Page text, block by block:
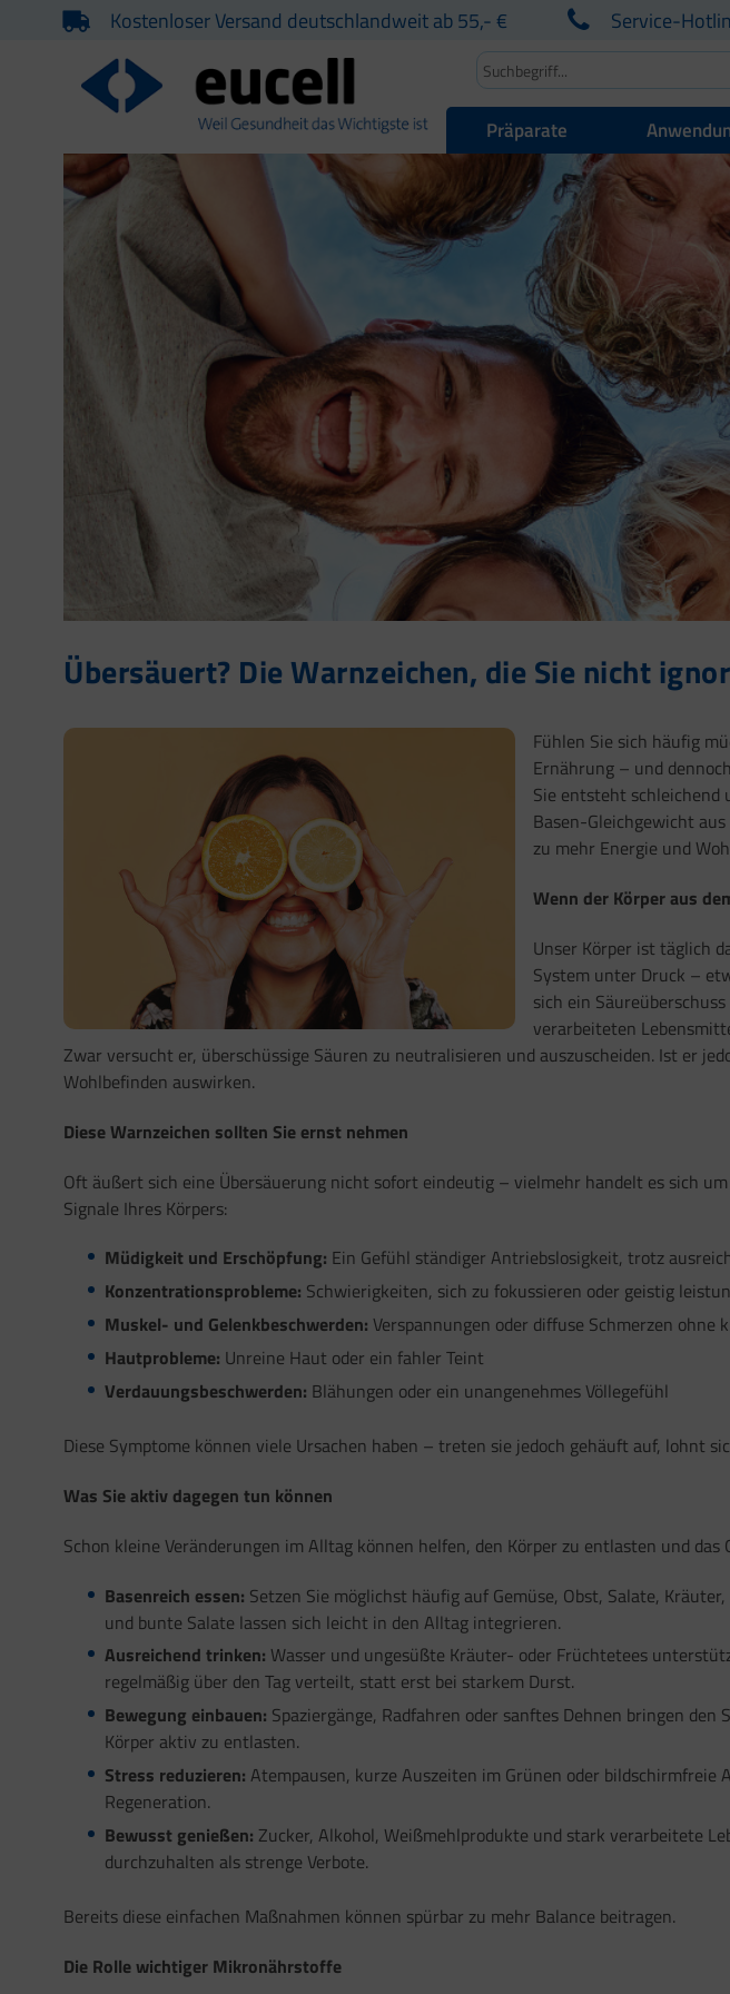
Kostenloser Versand deutschlandweit ab 55,- € Service-
Präparate
Übersäuert? Die Warnzeichen, die Sie nicht
Fühlen Sie sich häufig
Ernährung – und
Sie entsteht schleichend
Basen-Gleichgewicht
zu mehr Energie und
Wenn der Körper aus
Unser Körper ist täglich
System unter Druck –
sich ein
verarbeiteten
Zwar versucht er, überschüssige Säuren zu neutralisieren und auszuscheiden. Ist er
Wohlbefinden auswirken.
Diese Warnzeichen sollten Sie ernst nehmen
Oft äußert sich eine Übersäuerung nicht sofort eindeutig – vielmehr handelt es sich
Signale Ihres Körpers:
Müdigkeit und Erschöpfung: Ein Gefühl ständiger Antriebslosigkeit, trotz
Konzentrationsprobleme: Schwierigkeiten, sich zu fokussieren oder geistig
Muskel- und Gelenkbeschwerden: Verspannungen oder diffuse Schmerzen ohne
Hautprobleme: Unreine Haut oder ein fahler Teint
Verdauungsbeschwerden: Blähungen oder ein unangenehmes Völlegefühl
Diese Symptome können viele Ursachen haben – treten sie jedoch gehäuft auf, lohnt
Was Sie aktiv dagegen tun können
Schon kleine Veränderungen im Alltag können helfen, den Körper zu entlasten und
Basenreich essen: Setzen Sie möglichst häufig auf Gemüse, Obst, Salate,
und bunte Salate lassen sich leicht in den Alltag integrieren.
Ausreichend trinken: Wasser und ungesüßte Kräuter- oder Früchtetees
regelmäßig über den Tag verteilt, statt erst bei starkem Durst.
Bewegung einbauen: Spaziergänge, Radfahren oder sanftes Dehnen bringen
Körper aktiv zu entlasten.
Stress reduzieren: Atempausen, kurze Auszeiten im Grünen oder bildschirmfreie
Regeneration.
Bewusst genießen: Zucker, Alkohol, Weißmehlprodukte und stark verarbeitete
durchzuhalten als strenge Verbote.
Bereits diese einfachen Maßnahmen können spürbar zu mehr Balance beitragen.
Die Rolle wichtiger Mikronährstoffe